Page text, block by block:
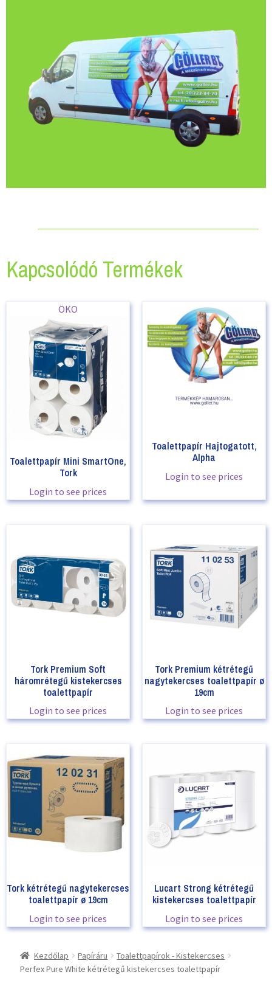
Kapcsolódó Termékek
ÖKO
Toalettpapír Mini SmartOne,
Tork
Login to see prices
Toalettpapír Hajtogatott,
Alpha
Login to see prices
Tork Premium Soft
háromrétegű kistekercses
toalettpapír
Login to see prices
Tork Premium kétrétegű
nagytekercses toalettpapír ø
19cm
Login to see prices
Tork kétrétegű nagytekercses
toalettpapír ø 19cm
Login to see prices
Lucart Strong kétrétegű
kistekercses toalettpapír
Login to see prices
Kezdőlap Papíráru
Toalettpapírok - Kistekercses
Perfex Pure White kétrétegű kistekercses toalettpapír